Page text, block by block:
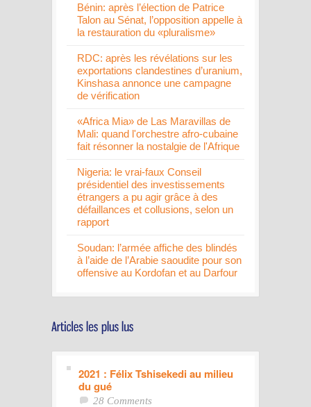
Bénin: après l’élection de Patrice
Talon au Sénat, l’opposition appelle à
la restauration du «pluralisme»
RDC: après les révélations sur les
exportations clandestines d’uranium,
Kinshasa annonce une campagne
de vérification
«Africa Mia» de Las Maravillas de
Mali: quand l'orchestre afro-cubaine
fait résonner la nostalgie de l'Afrique
Nigeria: le vrai-faux Conseil
présidentiel des investissements
étrangers a pu agir grâce à des
défaillances et collusions, selon un
rapport
Soudan: l’armée affiche des blindés
à l’aide de l’Arabie saoudite pour son
offensive au Kordofan et au Darfour
2021 : Félix Tshisekedi au milieu
du gué
28 Comments